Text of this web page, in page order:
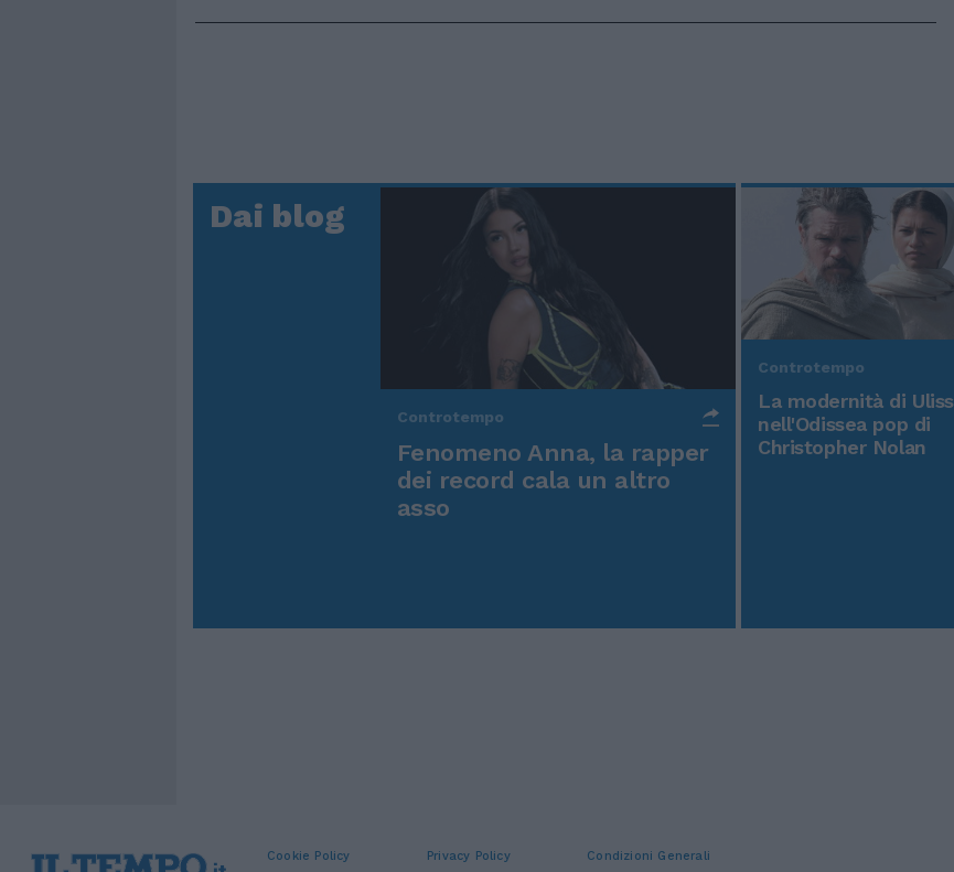
Dai blog
Controtempo
Fenomeno Anna, la rapper
dei record cala un altro
asso
Controtempo
La modernità di
nell'Odissea pop di
Christopher Nolan
Cookie Policy Privacy Policy Condizioni Generali